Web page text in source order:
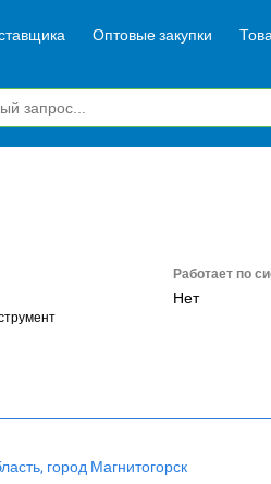
Оптовые закупки
Работает по
Нет
город Магнитогорск